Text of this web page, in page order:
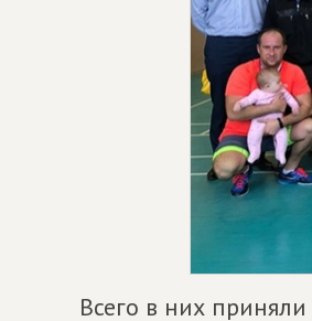
Всего в них